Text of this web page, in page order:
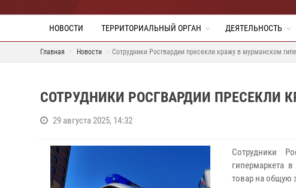
НОВОСТИ ТЕРРИТОРИАЛЬНЫЙ ОРГАН ДЕЯТЕЛЬНОСТЬ
Главная Новости Сотрудники Росгвардии пресекли кражу в мурманском
СОТРУДНИКИ РОСГВАРДИИ ПРЕСЕКЛИ
29 августа 2025, 14:32
Сотрудники
гипермаркета
товар на общую